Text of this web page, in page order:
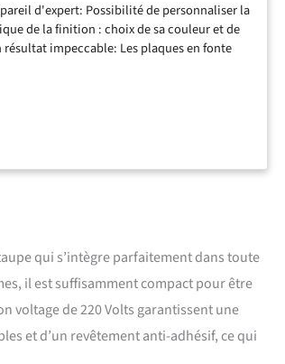
d'expert: Possibilité de personnaliser la
de la finition : choix de sa couleur et de
impeccable: Les plaques en fonte
empêche la pâte de coller. Les gaufres
vous avertissent lorsque votre gaufre est
livré ave un jeu de plauqes Gaufres,
se démoulent ainsi plus facilement. Un
et le signal sonore indiquent la fin du
est prête. Une cuisson homogène:
répartition de la pâte. Un appareil
changez de recette et réalisez des
qui s’intègre parfaitement dans toute
il est suffisamment compact pour être
voltage de 220 Volts garantissent une
et d’un revêtement anti-adhésif, ce qui